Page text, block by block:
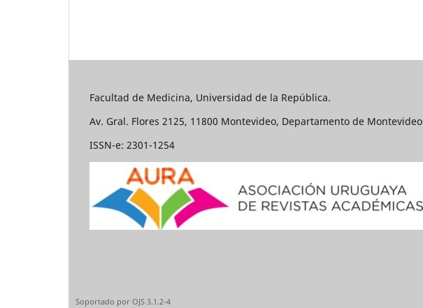
Facultad de Medicina, Universidad de la República.
Av. Gral. Flores 2125, 11800 Montevideo, Departamento de Montevideo
ISSN-e: 2301-1254
Soportado por OJS 3.1.2-4